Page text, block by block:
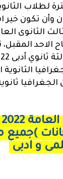
لطلاب
وأن تكون خير
الثانوى
الاحد المقبل،
ثانوية
)جميع
و ادبى